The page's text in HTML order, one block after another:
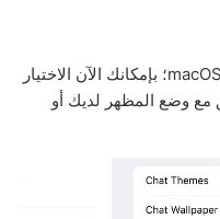
لتيليجرام لنظام macOS؛ بإمكانك الآن الاختيار
مع وضع المظهر لديك أو